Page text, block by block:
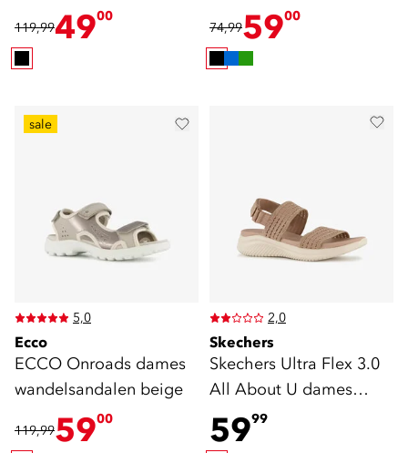
119,994900
sandalen zwart
74,995900
sale
5,0
Ecco
ECCO Onroads dames
wandelsandalen beige
119,995900
2,0
Skechers
Skechers Ultra Flex 3.0
All About U dames
sandalen bruin
5999